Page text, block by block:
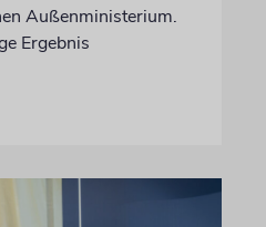
Außenministerium.
Ergebnis